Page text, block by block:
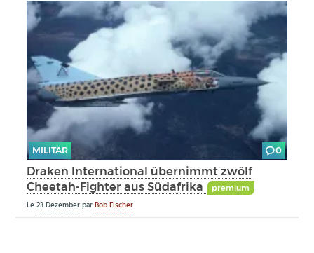
MILITÄR 0
Draken International übernimmt zwölf
Cheetah-Fighter aus Südafrika
premium
Le23 DezemberparBob Fischer